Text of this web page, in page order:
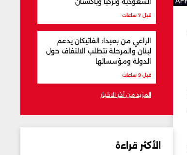
قبل 7 ساعات
الراعي من بعبدا: الفاتيكان يدعم
لبنان والمرحلة تتطلب الالتفاف حول
الدولة ومؤسساتها
قبل 9 ساعات
المزيد من آخر الاخبار
الأكثر قراءة